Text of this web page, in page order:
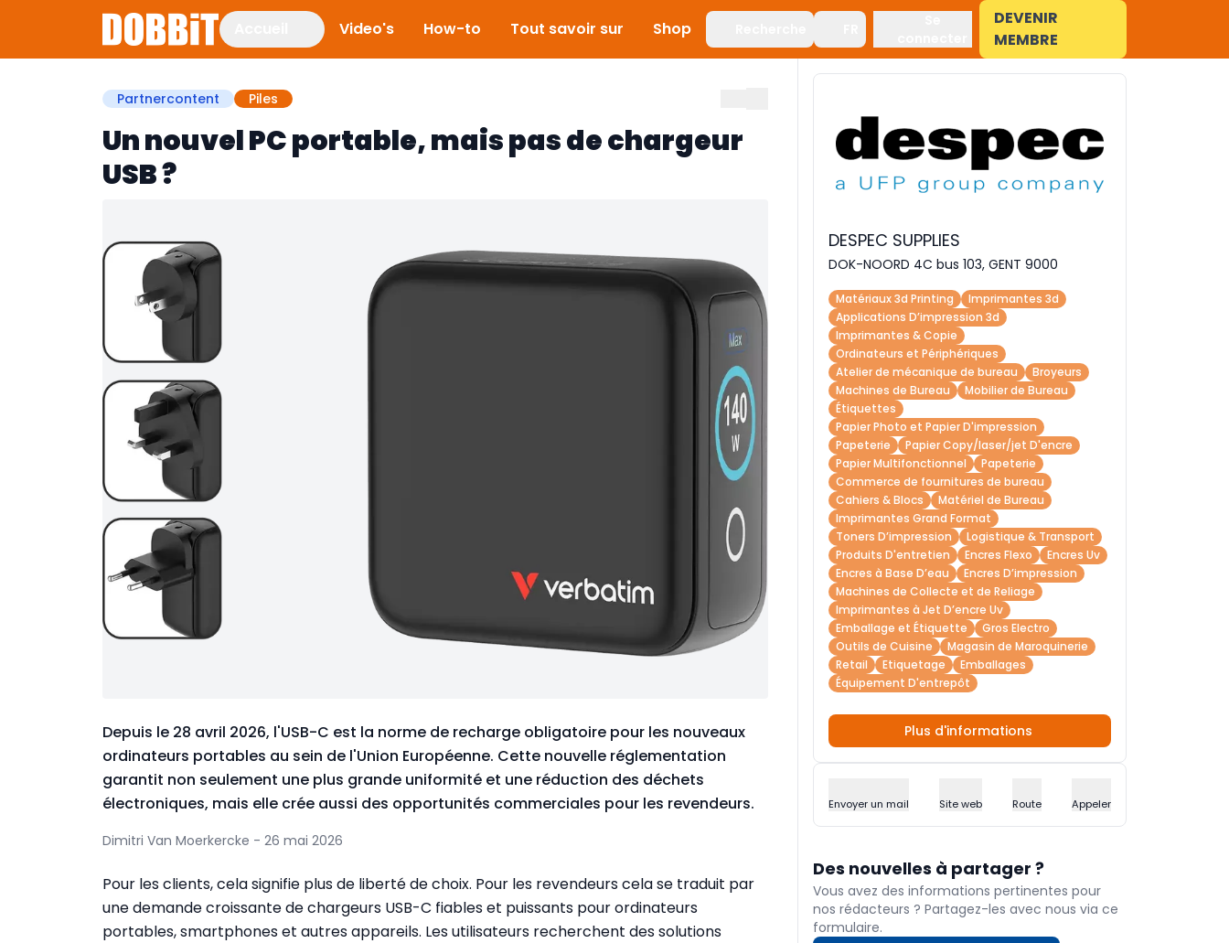
Video's How-to Tout savoir sur Shop
DEVENIR
MEMBRE
Partnercontent Piles
Un nouvel PC portable, mais pas de chargeur
USB ?
Depuis le 28 avril 2026, l'USB-C est la norme de recharge obligatoire pour les nouveaux
ordinateurs portables au sein de l'Union Européenne. Cette nouvelle réglementation
garantit non seulement une plus grande uniformité et une réduction des déchets
électroniques, mais elle crée aussi des opportunités commerciales pour les revendeurs.
Dimitri Van Moerkercke - 26 mai 2026
Pour les clients, cela signifie plus de liberté de choix. Pour les revendeurs cela se traduit par
une demande croissante de chargeurs USB-C fiables et puissants pour ordinateurs
portables, smartphones et autres appareils. Les utilisateurs recherchent des solutions
DESPEC SUPPLIES
DOK-NOORD 4C bus 103, GENT 9000
Matériaux 3d Printing
Imprimantes 3d
Applications D’impression 3d
Imprimantes & Copie
Ordinateurs et Périphériques
Atelier de mécanique de bureau
Broyeurs
Machines de Bureau
Mobilier de Bureau
Étiquettes
Papier Photo et Papier D'impression
Papeterie
Papier Copy/laser/jet D'encre
Papier Multifonctionnel
Papeterie
Commerce de fournitures de bureau
Cahiers & Blocs
Matériel de Bureau
Imprimantes Grand Format
Toners D’impression
Logistique & Transport
Produits D'entretien
Encres Flexo
Encres Uv
Encres à Base D’eau
Encres D’impression
Machines de Collecte et de Reliage
Imprimantes à Jet D’encre Uv
Emballage et Étiquette
Gros Electro
Outils de Cuisine
Magasin de Maroquinerie
Retail
Etiquetage
Emballages
Équipement D'entrepôt
Plus d'informations
Envoyer un mail Site web Route Appeler
Des nouvelles à partager ?
Vous avez des informations pertinentes pour
nos rédacteurs ? Partagez-les avec nous via ce
formulaire.